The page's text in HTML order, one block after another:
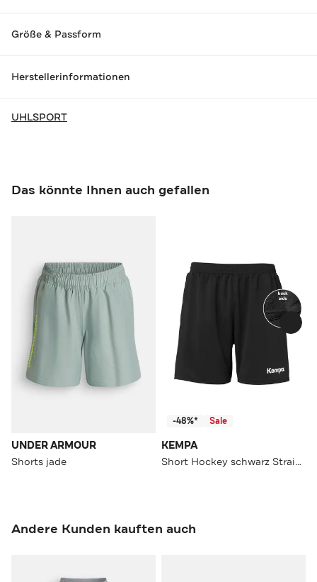
Größe & Passform
Herstellerinformationen
UHLSPORT
Das könnte Ihnen auch gefallen
UNDER ARMOUR
Shorts jade
-48%* Sale
KEMPA
Short Hockey schwarz Straight
Andere Kunden kauften auch